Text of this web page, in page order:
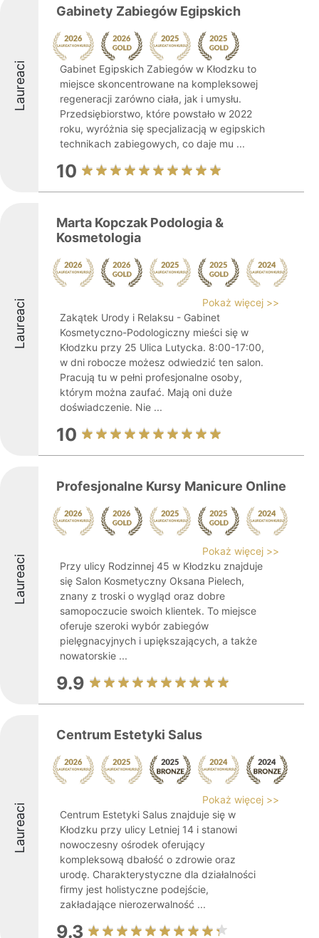
Laureaci
Gabinety Zabiegów Egipskich
Gabinet Egipskich Zabiegów w Kłodzku to
miejsce skoncentrowane na kompleksowej
regeneracji zarówno ciała, jak i umysłu.
Przedsiębiorstwo, które powstało w 2022
roku, wyróżnia się specjalizacją w egipskich
technikach zabiegowych, co daje mu ...
10
Laureaci
Marta Kopczak Podologia &
Kosmetologia
Pokaż więcej >>
Zakątek Urody i Relaksu - Gabinet
Kosmetyczno-Podologiczny mieści się w
Kłodzku przy 25 Ulica Lutycka. 8:00-17:00,
w dni robocze możesz odwiedzić ten salon.
Pracują tu w pełni profesjonalne osoby,
którym można zaufać. Mają oni duże
doświadczenie. Nie ...
10
Laureaci
Profesjonalne Kursy Manicure Online
Pokaż więcej >>
Przy ulicy Rodzinnej 45 w Kłodzku znajduje
się Salon Kosmetyczny Oksana Pielech,
znany z troski o wygląd oraz dobre
samopoczucie swoich klientek. To miejsce
oferuje szeroki wybór zabiegów
pielęgnacyjnych i upiększających, a także
nowatorskie ...
9.9
Laureaci
Centrum Estetyki Salus
Pokaż więcej >>
Centrum Estetyki Salus znajduje się w
Kłodzku przy ulicy Letniej 14 i stanowi
nowoczesny ośrodek oferujący
kompleksową dbałość o zdrowie oraz
urodę. Charakterystyczne dla działalności
firmy jest holistyczne podejście,
zakładające nierozerwalność ...
9.3